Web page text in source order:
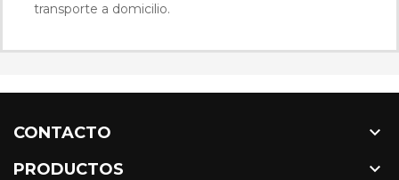
transporte a domicilio.
CONTACTO 
PRODUCTOS 